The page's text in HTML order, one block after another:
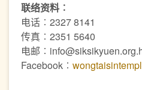
联络资料︰
电话︰2327 8141
传真︰2351 5640
电邮
Facebook︰